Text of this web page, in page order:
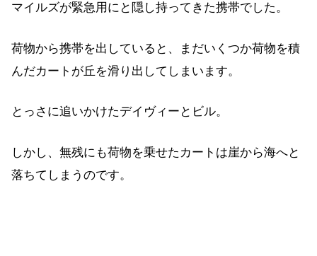
マイルズが緊急用にと隠し持ってきた携帯でした。
荷物から携帯を出していると、まだいくつか荷物を積
んだカートが丘を滑り出してしまいます。
とっさに追いかけたデイヴィーとビル。
しかし、無残にも荷物を乗せたカートは崖から海へと
落ちてしまうのです。